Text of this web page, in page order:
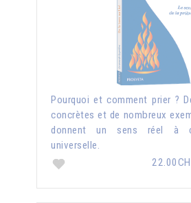
Pourquoi et comment prier ?
concrètes et de nombreux
donnent un sens réel à
universelle.